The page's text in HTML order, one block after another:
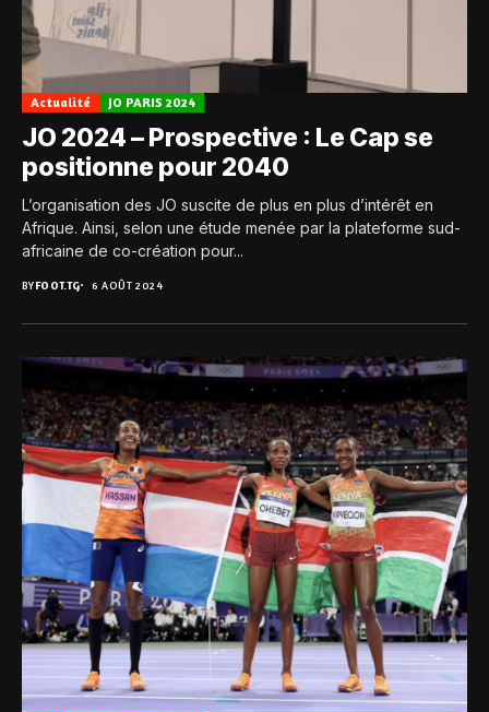
Actualité JO PARIS 2024
JO 2024 – Prospective : Le Cap se
positionne pour 2040
L’organisation des JO suscite de plus en plus d’intérêt en
Afrique. Ainsi, selon une étude menée par la plateforme sud-
africaine de co-création pour...
BYFOOT.TG 6 AOÛT 2024